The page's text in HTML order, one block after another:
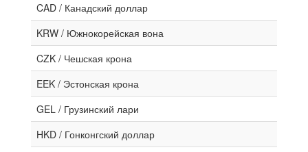
CAD / Канадский доллар
KRW / Южнокорейская вона
CZK / Чешская крона
EEK / Эстонская крона
GEL / Грузинский лари
HKD / Гонконгский доллар